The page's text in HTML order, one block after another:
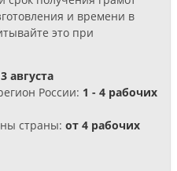
и времени в
это при
августа
России: 1 - 4 рабочих
страны: от 4 рабочих